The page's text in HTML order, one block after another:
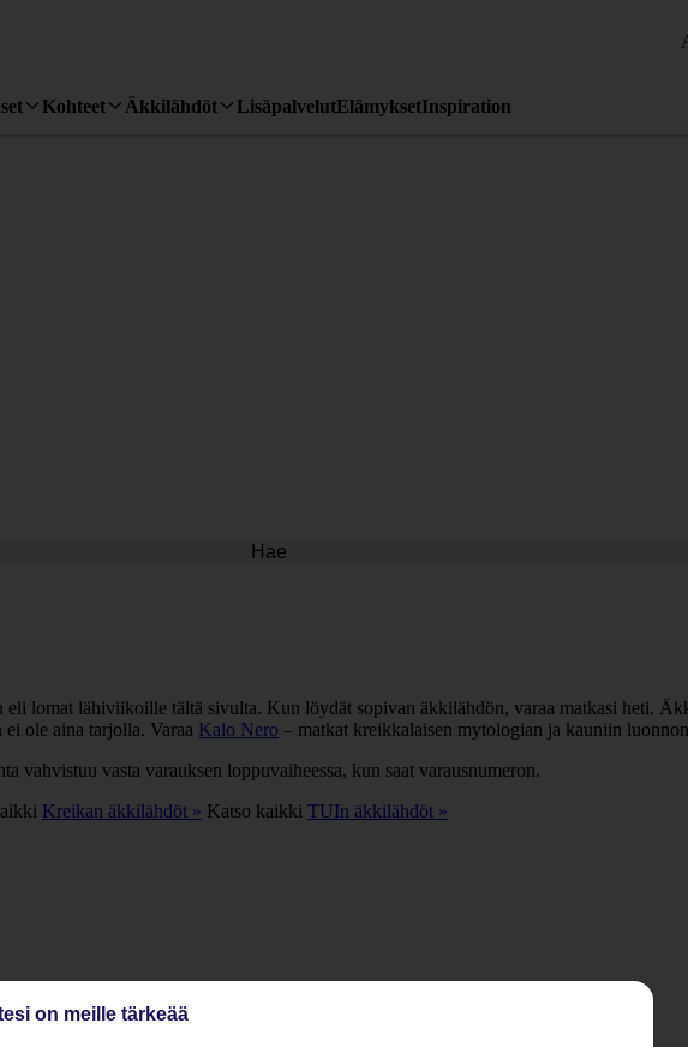
Kohteet Äkkilähdöt LisäpalvelutElämyksetInspiration
Hae
lomat lähiviikoille tältä sivulta. Kun löydät sopivan äkkilähdön, varaa matkasi heti.
ole aina tarjolla. Varaa Kalo Nero – matkat kreikkalaisen mytologian ja kauniin
vahvistuu vasta varauksen loppuvaiheessa, kun saat varausnumeron.
Kreikan äkkilähdöt » Katso kaikki TUIn äkkilähdöt »
on meille tärkeää